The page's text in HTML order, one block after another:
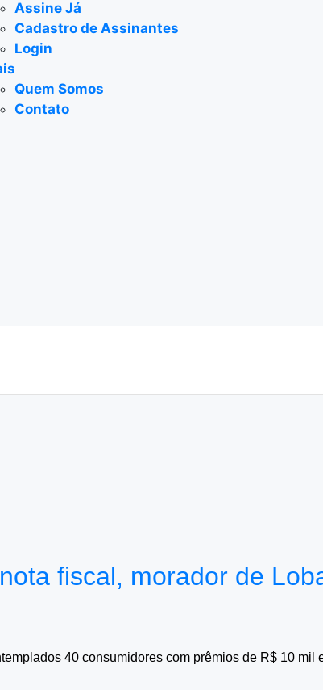
Assine Já
Cadastro de Assinantes
Login
Quem Somos
Contato
fiscal, morador de
40 consumidores com prêmios de R$ 10 mil